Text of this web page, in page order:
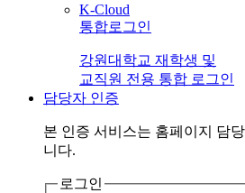
K-Cloud
통합로그인
강원대학교 재학생 및
교직원 전용 통합 로그인
담당자 인증
본 인증 서비스는 홈페이지 담
니다.
로그인